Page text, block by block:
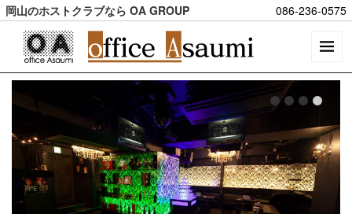
岡山のホストクラブなら OA GROUP 086-236-0575